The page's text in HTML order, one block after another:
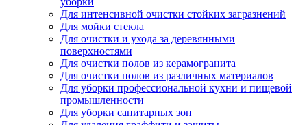
Для интенсивной очистки стойких загразнений
Для мойки стекла
Для очистки и ухода за деревянными
поверхностями
Для очистки полов из керамогранита
Для очистки полов из различных материалов
Для уборки профессиональной кухни и пищевой
промышленности
Для уборки санитарных зон